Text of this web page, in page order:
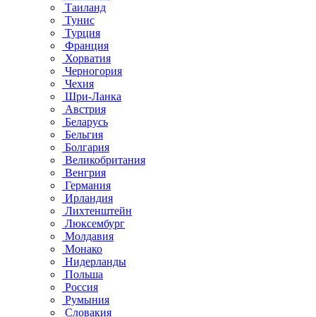
Таиланд
Тунис
Турция
Франция
Хорватия
Черногория
Чехия
Шри-Ланка
Австрия
Беларусь
Бельгия
Болгария
Великобритания
Венгрия
Германия
Ирландия
Лихтенштейн
Люксембург
Молдавия
Монако
Нидерланды
Польша
Россия
Румыния
Словакия